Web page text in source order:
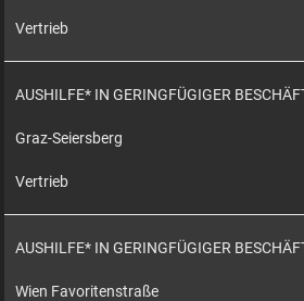
Vertrieb
AUSHILFE* IN GERINGFÜGIGER
Graz-Seiersberg
Vertrieb
AUSHILFE* IN GERINGFÜGIGER
Wien Favoritenstraße